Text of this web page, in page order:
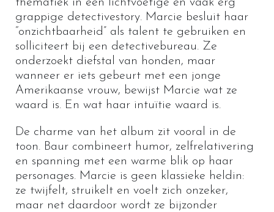
grappige detectivestory. Marcie besluit haar
“onzichtbaarheid” als talent te gebruiken en
solliciteert bij een detectivebureau. Ze
onderzoekt diefstal van honden, maar
wanneer er iets gebeurt met een jonge
Amerikaanse vrouw, bewijst Marcie wat ze
waard is. En wat haar intuïtie waard is.
De charme van het album zit vooral in de
toon. Baur combineert humor, zelfrelativering
en spanning met een warme blik op haar
personages. Marcie is geen klassieke heldin:
ze twijfelt, struikelt en voelt zich onzeker,
maar net daardoor wordt ze bijzonder